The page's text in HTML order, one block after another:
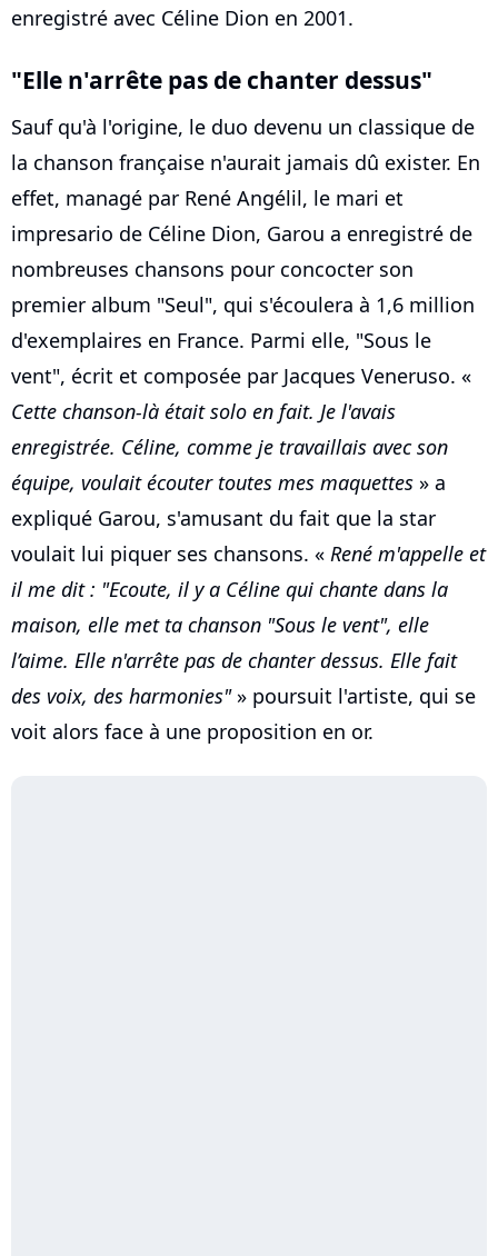
enregistré avec Céline Dion en 2001.
"Elle n'arrête pas de chanter dessus"
Sauf qu'à l'origine, le duo devenu un classique de
la chanson française n'aurait jamais dû exister. En
effet, managé par René Angélil, le mari et
impresario de Céline Dion, Garou a enregistré de
nombreuses chansons pour concocter son
premier album "Seul", qui s'écoulera à 1,6 million
d'exemplaires en France. Parmi elle, "Sous le
vent", écrit et composée par Jacques Veneruso. «
Cette chanson-là était solo en fait. Je l'avais
enregistrée. Céline, comme je travaillais avec son
équipe, voulait écouter toutes mes maquettes » a
expliqué Garou, s'amusant du fait que la star
voulait lui piquer ses chansons. « René m'appelle et
il me dit : "Ecoute, il y a Céline qui chante dans la
maison, elle met ta chanson "Sous le vent", elle
l’aime. Elle n'arrête pas de chanter dessus. Elle fait
des voix, des harmonies"» poursuit l'artiste, qui se
voit alors face à une proposition en or.